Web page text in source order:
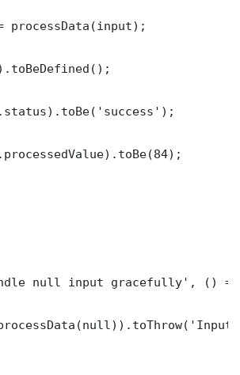
null input gracefully', ()